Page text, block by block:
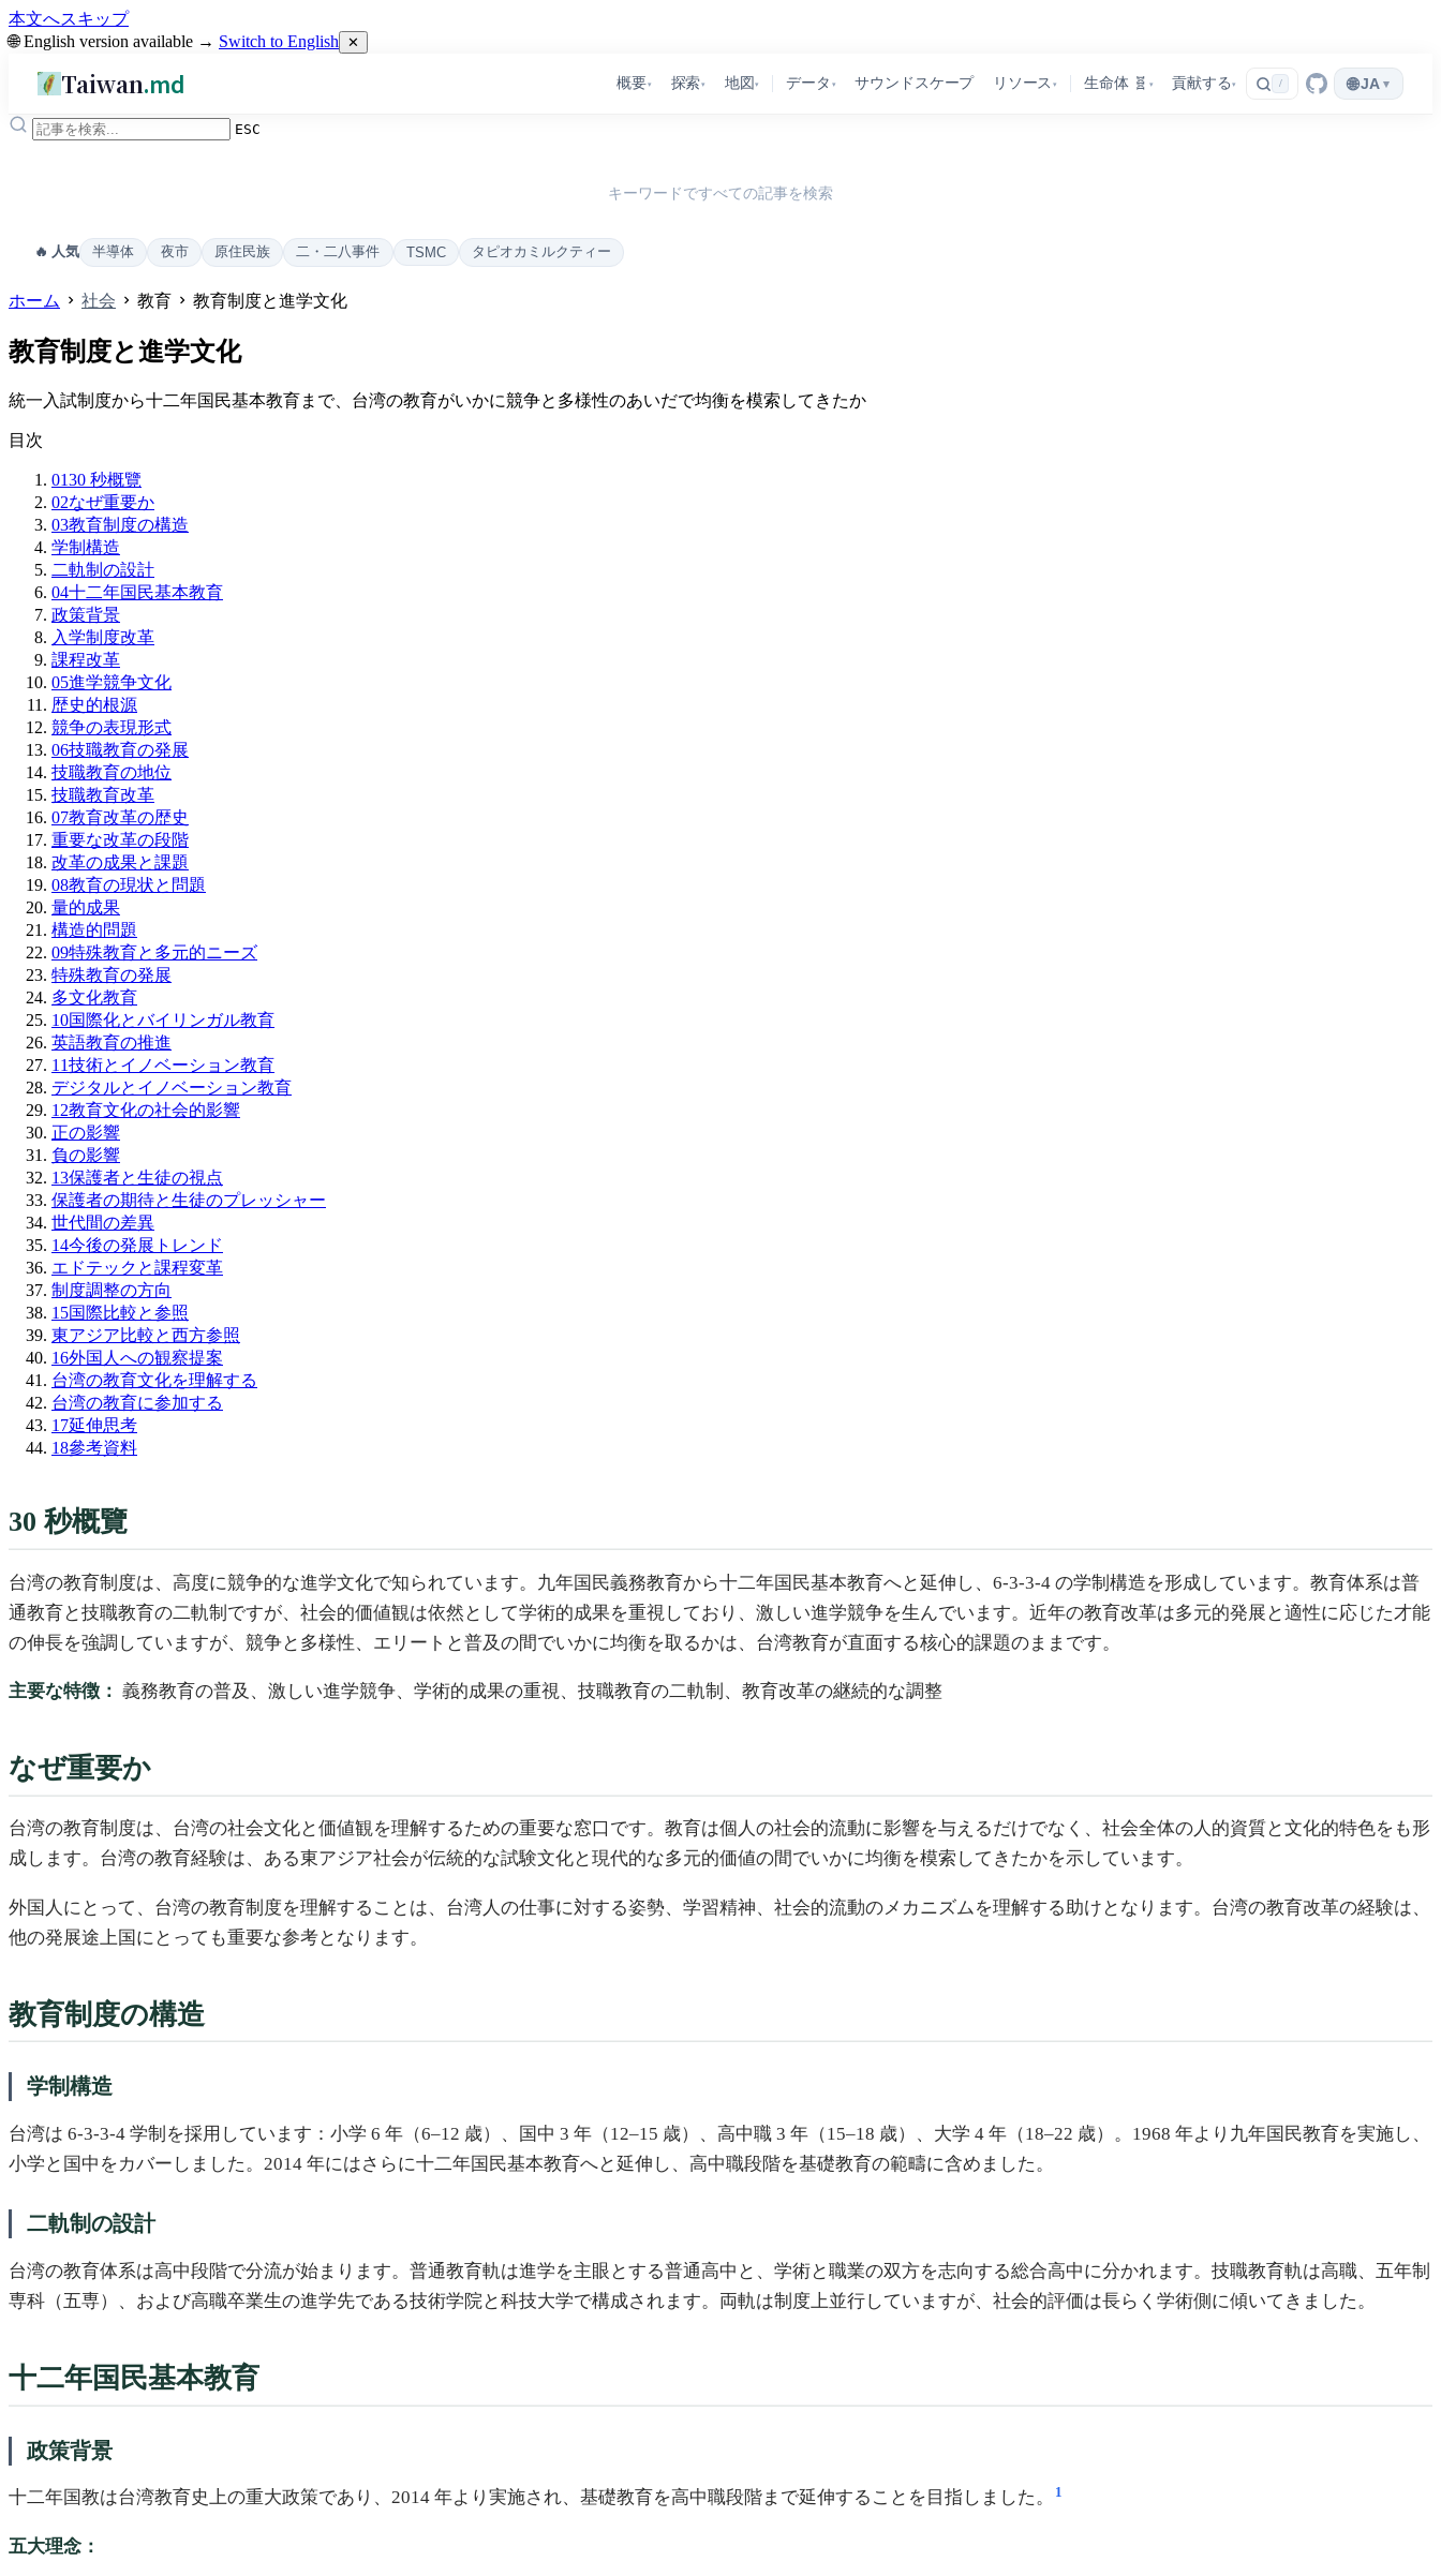
本文へスキップ
🌐 English version available → Switch to English ✕
Taiwan.md 概要▾ 探索▾ 地図 ▾ データ ▾ サウンドスケープ リソース ▾ 生命体 🧬 ▾ 貢献する ▾ / 🌐 JA ▾
ESC
キーワードですべての記事を検索
🔥 人気 半導体 夜市 原住民族 二・二八事件 TSMC タピオカミルクティー
ホーム 社会 教育 教育制度と進学文化
教育制度と進学文化
統一入試制度から十二年国民基本教育まで、台湾の教育がいかに競争と多様性のあいだで均衡を模索してきたか
目次
0130 秒概覽
02なぜ重要か
03教育制度の構造
学制構造
二軌制の設計
04十二年国民基本教育
政策背景
入学制度改革
課程改革
05進学競争文化
歴史的根源
競争の表現形式
06技職教育の発展
技職教育の地位
技職教育改革
07教育改革の歴史
重要な改革の段階
改革の成果と課題
08教育の現状と問題
量的成果
構造的問題
09特殊教育と多元的ニーズ
特殊教育の発展
多文化教育
10国際化とバイリンガル教育
英語教育の推進
11技術とイノベーション教育
デジタルとイノベーション教育
12教育文化の社会的影響
正の影響
負の影響
13保護者と生徒の視点
保護者の期待と生徒のプレッシャー
世代間の差異
14今後の発展トレンド
エドテックと課程変革
制度調整の方向
15国際比較と参照
東アジア比較と西方参照
16外国人への観察提案
台湾の教育文化を理解する
台湾の教育に参加する
17延伸思考
18參考資料
30 秒概覽
台湾の教育制度は、高度に競争的な進学文化で知られています。九年国民義務教育から十二年国民基本教育へと延伸し、6-3-3-4 の学制構造を形成しています。教育体系は普
通教育と技職教育の二軌制ですが、社会的価値観は依然として学術的成果を重視しており、激しい進学競争を生んでいます。近年の教育改革は多元的発展と適性に応じた才能
の伸長を強調していますが、競争と多様性、エリートと普及の間でいかに均衡を取るかは、台湾教育が直面する核心的課題のままです。
主要な特徴： 義務教育の普及、激しい進学競争、学術的成果の重視、技職教育の二軌制、教育改革の継続的な調整
なぜ重要か
台湾の教育制度は、台湾の社会文化と価値観を理解するための重要な窓口です。教育は個人の社会的流動に影響を与えるだけでなく、社会全体の人的資質と文化的特色をも形
成します。台湾の教育経験は、ある東アジア社会が伝統的な試験文化と現代的な多元的価値の間でいかに均衡を模索してきたかを示しています。
外国人にとって、台湾の教育制度を理解することは、台湾人の仕事に対する姿勢、学習精神、社会的流動のメカニズムを理解する助けとなります。台湾の教育改革の経験は、
他の発展途上国にとっても重要な参考となります。
教育制度の構造
学制構造
台湾は 6-3-3-4 学制を採用しています：小学 6 年（6–12 歳）、国中 3 年（12–15 歳）、高中職 3 年（15–18 歳）、大学 4 年（18–22 歳）。1968 年より九年国民教育を実施し、
小学と国中をカバーしました。2014 年にはさらに十二年国民基本教育へと延伸し、高中職段階を基礎教育の範疇に含めました。
二軌制の設計
台湾の教育体系は高中段階で分流が始まります。普通教育軌は進学を主眼とする普通高中と、学術と職業の双方を志向する総合高中に分かれます。技職教育軌は高職、五年制
専科（五専）、および高職卒業生の進学先である技術学院と科技大学で構成されます。両軌は制度上並行していますが、社会的評価は長らく学術側に傾いてきました。
十二年国民基本教育
政策背景
十二年国教は台湾教育史上の重大政策であり、2014 年より実施され、基礎教育を高中職段階まで延伸することを目指しました。 1
五大理念：